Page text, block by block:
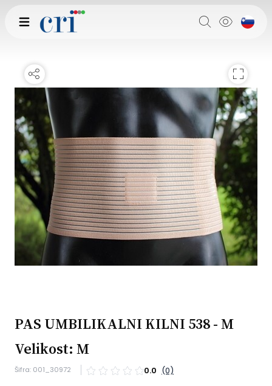
PAS UMBILIKALNI KILNI 538 - M
Velikost: M
Šifra: 001_30972 0.0 (0)